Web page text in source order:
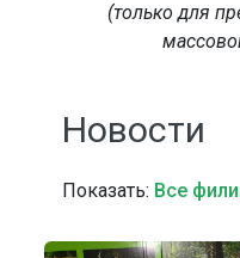
(только для
Новости
Показать: Все